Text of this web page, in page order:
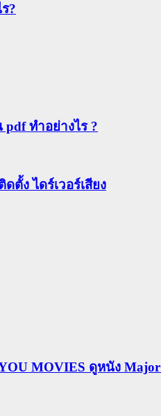
?
ทำอย่างไร ?
ตั้ง ไดร์เวอร์เสียง
MOVIES ดูหนัง